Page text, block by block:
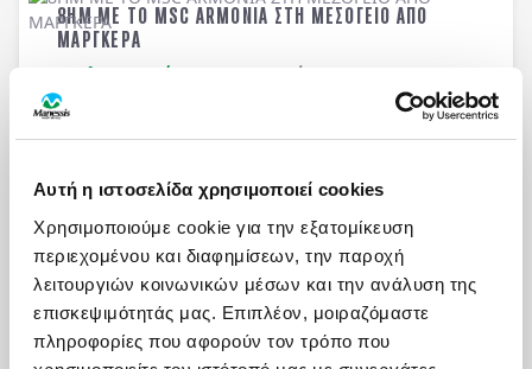
Αυτή η ιστοσελίδα χρησιμοποιεί cookies
Χρησιμοποιούμε cookie για την εξατομίκευση
περιεχομένου και διαφημίσεων, την παροχή
λειτουργιών κοινωνικών μέσων και την ανάλυση της
επισκεψιμότητάς μας. Επιπλέον, μοιραζόμαστε
πληροφορίες που αφορούν τον τρόπο που
8ΗΜ ΜΕ ΤΟ MSC ARMONIA ΣΤΗ ΜΕΣΟΓΕΙΟ ΑΠΟ
ΜΑΡΓΚΕΡΑ
Πληροφορίες
Αναχωρήσεις
8 ημέρες / 7 νύχτες
Κρουαζιέρα 7 διανυκτερεύσεων με το MSC Armonia
Κροατία -Κέρκυρα, Ελλάδα -Κότορ, Μαυροβούνιο -
(Βενετία), Ιταλία. Διαμονή στην κατηγορία καμπίνας
της επιλογής σας με πλήρη διατροφή καθημερινά
στο κρουαζιερόπλοιο.
ON REQUEST
ΑΠΟ
Τελική τιμή ανά άτομο
Μάθετε περισσότερα